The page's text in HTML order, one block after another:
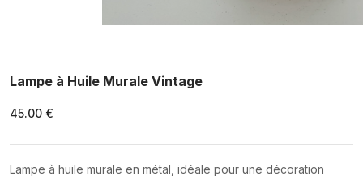
Lampe à Huile Murale Vintage
45.00 €
Lampe à huile murale en métal, idéale pour une décoration